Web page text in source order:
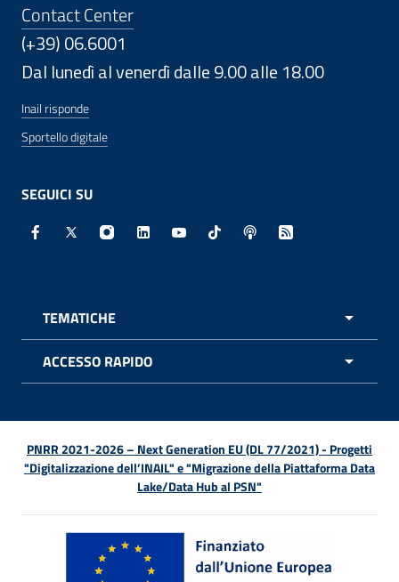
Contact Center
(+39) 06.6001
Dal lunedì al venerdì dalle 9.00 alle 18.00
Inail risponde
Sportello digitale
SEGUICI SU
Facebook - Sito esterno - Apertura in nuova finestra
X - Sito esterno - Apertura in nuova finestra
Instagram - Sito esterno - Apertura in
Linkedin - Sito esterno - Apertura in
Youtube - Sito esterno -
TikTok - Sito esterno -
Spreaker - Sito
Feed RSS -
TEMATICHE
ACCESSO RAPIDO
PNRR 2021-2026 – Next Generation EU (DL 77/2021) - Progetti
"Digitalizzazione dell’INAIL" e "Migrazione della Piattaforma Data
Lake/Data Hub al PSN"